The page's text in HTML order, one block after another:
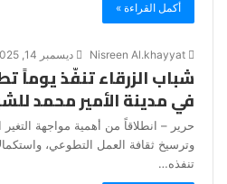
أكمل القراءة »
ديسمبر 14, 2025
شباب الزرقاء تنفّذ يوماً
في مدينة الأمير محمد
حرير – انطلاقاً من أهمية مواجهة التغير
وترسيخ ثقافة العمل التطوعي،
تنفذه…